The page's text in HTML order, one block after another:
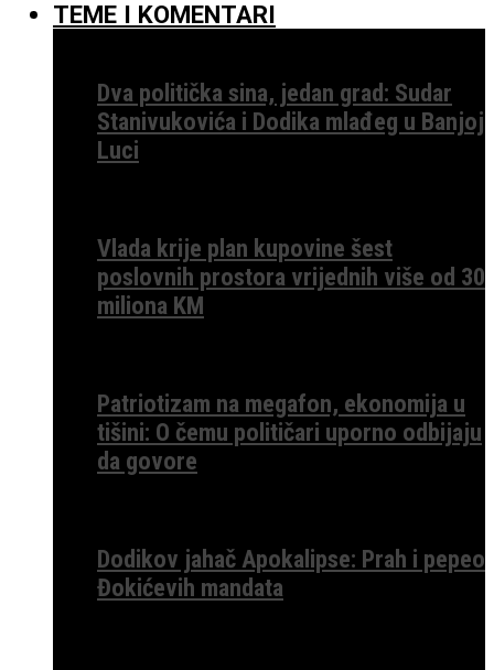
TEME I KOMENTARI
Dva politička sina, jedan grad: Sudar
Stanivukovića i Dodika mlađeg u Banjoj
Luci
Vlada krije plan kupovine šest
poslovnih prostora vrijednih više od 30
miliona KM
Patriotizam na megafon, ekonomija u
tišini: O čemu političari uporno odbijaju
da govore
Dodikov jahač Apokalipse: Prah i pepeo
Đokićevih mandata